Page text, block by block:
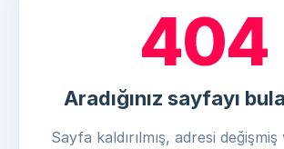
404
Aradığınız sayfayı
Sayfa kaldırılmış, adresi